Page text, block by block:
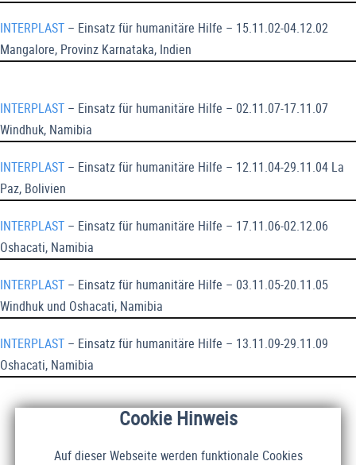
INTERPLAST – Einsatz für humanitäre Hilfe – 15.11.02-04.12.02
Mangalore, Provinz Karnataka, Indien
INTERPLAST – Einsatz für humanitäre Hilfe – 02.11.07-17.11.07
Windhuk, Namibia
INTERPLAST – Einsatz für humanitäre Hilfe – 12.11.04-29.11.04 La
Paz, Bolivien
INTERPLAST – Einsatz für humanitäre Hilfe – 17.11.06-02.12.06
Oshacati, Namibia
INTERPLAST – Einsatz für humanitäre Hilfe – 03.11.05-20.11.05
Windhuk und Oshacati, Namibia
INTERPLAST – Einsatz für humanitäre Hilfe – 13.11.09-29.11.09
Oshacati, Namibia
Cookie Hinweis
Auf dieser Webseite werden funktionale Cookies